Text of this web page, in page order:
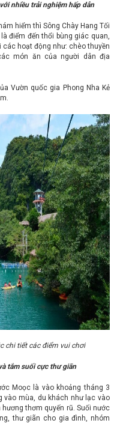
nhiều trải nghiệm hấp dẫn
hiểm thì Sông Chày Hang Tối
điểm đến thổi bùng giác quan,
hoạt động như: chèo thuyền
món ăn của người dân địa
Vườn quốc gia Phong Nha Kẻ
chi tiết các điểm vui chơi
tắm suối cực thư giãn
Moọc là vào khoảng tháng 3
vào mùa, du khách như lạc vào
thơm quyến rũ. Suối nước
thư giãn cho gia đình, nhóm